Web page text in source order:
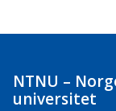
NTNU –
universitet